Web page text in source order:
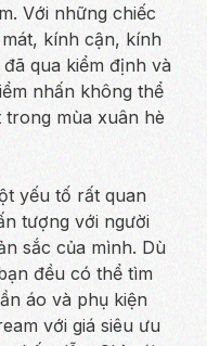
Với những chiếc
kính cận, kính
qua kiểm định và
nhấn không thể
mùa xuân hè
yếu tố rất quan
tượng với người
sắc của mình. Dù
đều có thể tìm
áo và phụ kiện
với giá siêu ưu